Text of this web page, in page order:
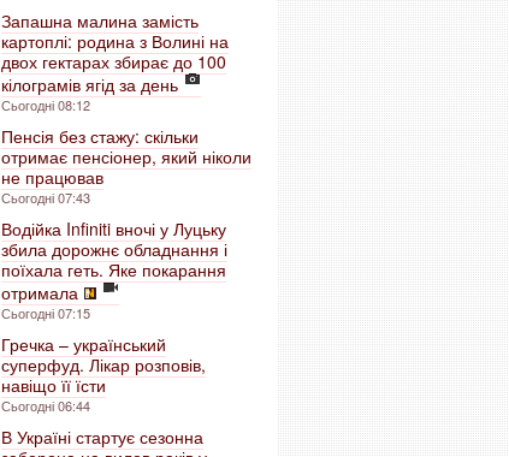
Запашна малина замість
картоплі: родина з Волині на
двох гектарах збирає до 100
кілограмів ягід за день
Сьогодні 08:12
Пенсія без стажу: скільки
отримає пенсіонер, який ніколи
не працював
Сьогодні 07:43
Водійка Infiniti вночі у Луцьку
збила дорожнє обладнання і
поїхала геть. Яке покарання
отримала
Сьогодні 07:15
Гречка – український
суперфуд. Лікар розповів,
навіщо її їсти
Сьогодні 06:44
В Україні стартує сезонна